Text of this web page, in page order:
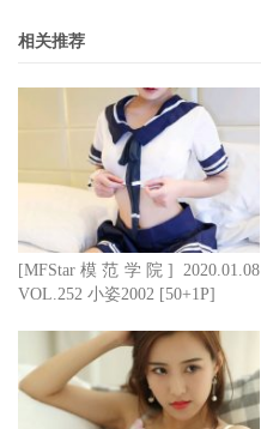
相关推荐
[MFStar模范学院] 2020.01.08
VOL.252 小姿2002 [50+1P]